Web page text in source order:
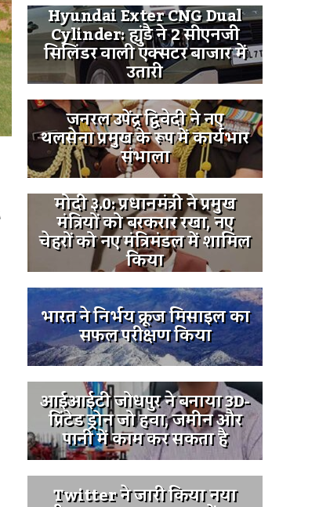
Hyundai Exter CNG Dual
Cylinder: ह्युंडै ने 2 सीएनजी
सिलिंडर वाली एक्सटर बाजार में
उतारी
जनरल उपेंद्र द्विवेदी ने नए
थलसेना प्रमुख के रूप में कार्यभार
संभाला
मोदी ३.0: प्रधानमंत्री ने प्रमुख
मंत्रियों को बरकरार रखा, नए
चेहरों को नए मंत्रिमंडल में शामिल
किया
भारत ने निर्भय क्रूज मिसाइल का
सफल परीक्षण किया
आईआईटी जोधपुर ने बनाया 3D-
प्रिंटेड ड्रोन जो हवा, जमीन और
पानी में काम कर सकता है
Twitter ने जारी किया नया